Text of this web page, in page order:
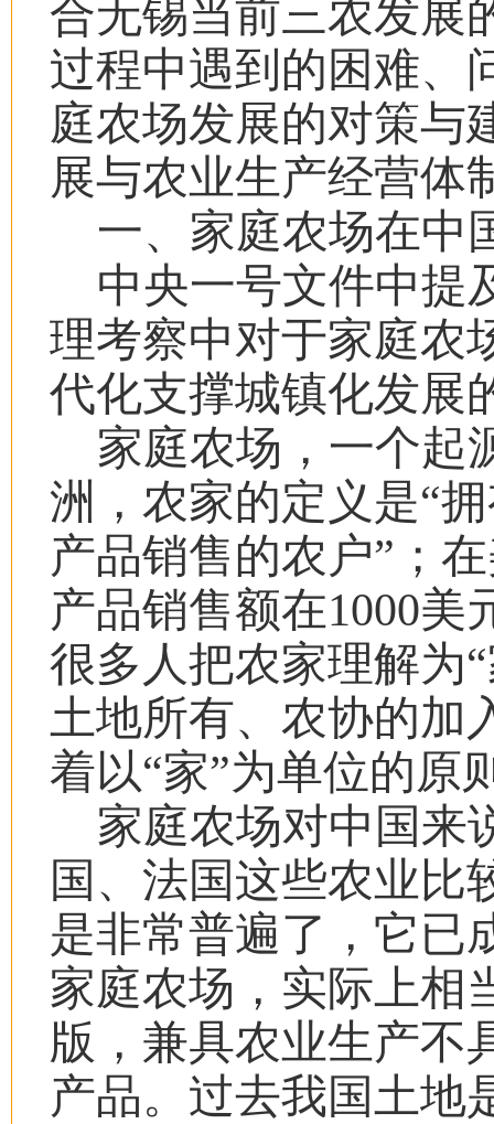
合无锡当前三农发展
过程中遇到的困难、
庭农场发展的对策与
展与农业生产经营体
一、家庭农场在中
中央一号文件中提
理考察中对于家庭农
代化支撑城镇化发展
家庭农场，一个起
洲，农家的定义是“
产品销售的农户” ；
产品销售额在1000美
很多人把农家理解为“
土地所有、农协的加
着以“家”为单位的原
家庭农场对中国来
国、法国这些农业比
是非常普遍了，它已
家庭农场，实际上相
版，兼具农业生产不
产品。过去我国土地